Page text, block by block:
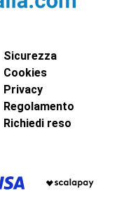
Sicurezza
Cookies
Privacy
Regolamento
Richiedi reso